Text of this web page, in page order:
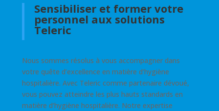
Sensibiliser et former votre
personnel aux solutions
Teleric
Nous sommes résolus à vous accompagner dans
votre quête d’excellence en matière d’hygiène
hospitalière. Avec Teleric comme partenaire dévoué,
vous pouvez atteindre les plus hauts standards en
matière d’hygiène hospitalière. Notre expertise